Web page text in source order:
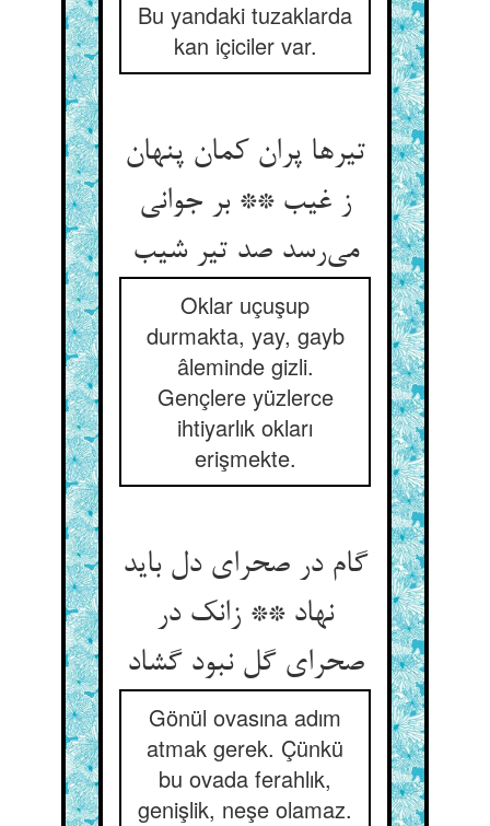
Bu yandaki tuzaklarda
kan içiciler var.
تیرها پران کمان پنهان
ز غیب ** بر جوانی
می‌رسد صد تیر شیب
Oklar uçuşup
durmakta, yay, gayb
âleminde gizli.
Gençlere yüzlerce
ihtiyarlık okları
erişmekte.
گام در صحرای دل باید
نهاد ** زانک در
صحرای گل نبود گشاد
Gönül ovasına adım
atmak gerek. Çünkü
bu ovada ferahlık,
genişlik, neşe olamaz.